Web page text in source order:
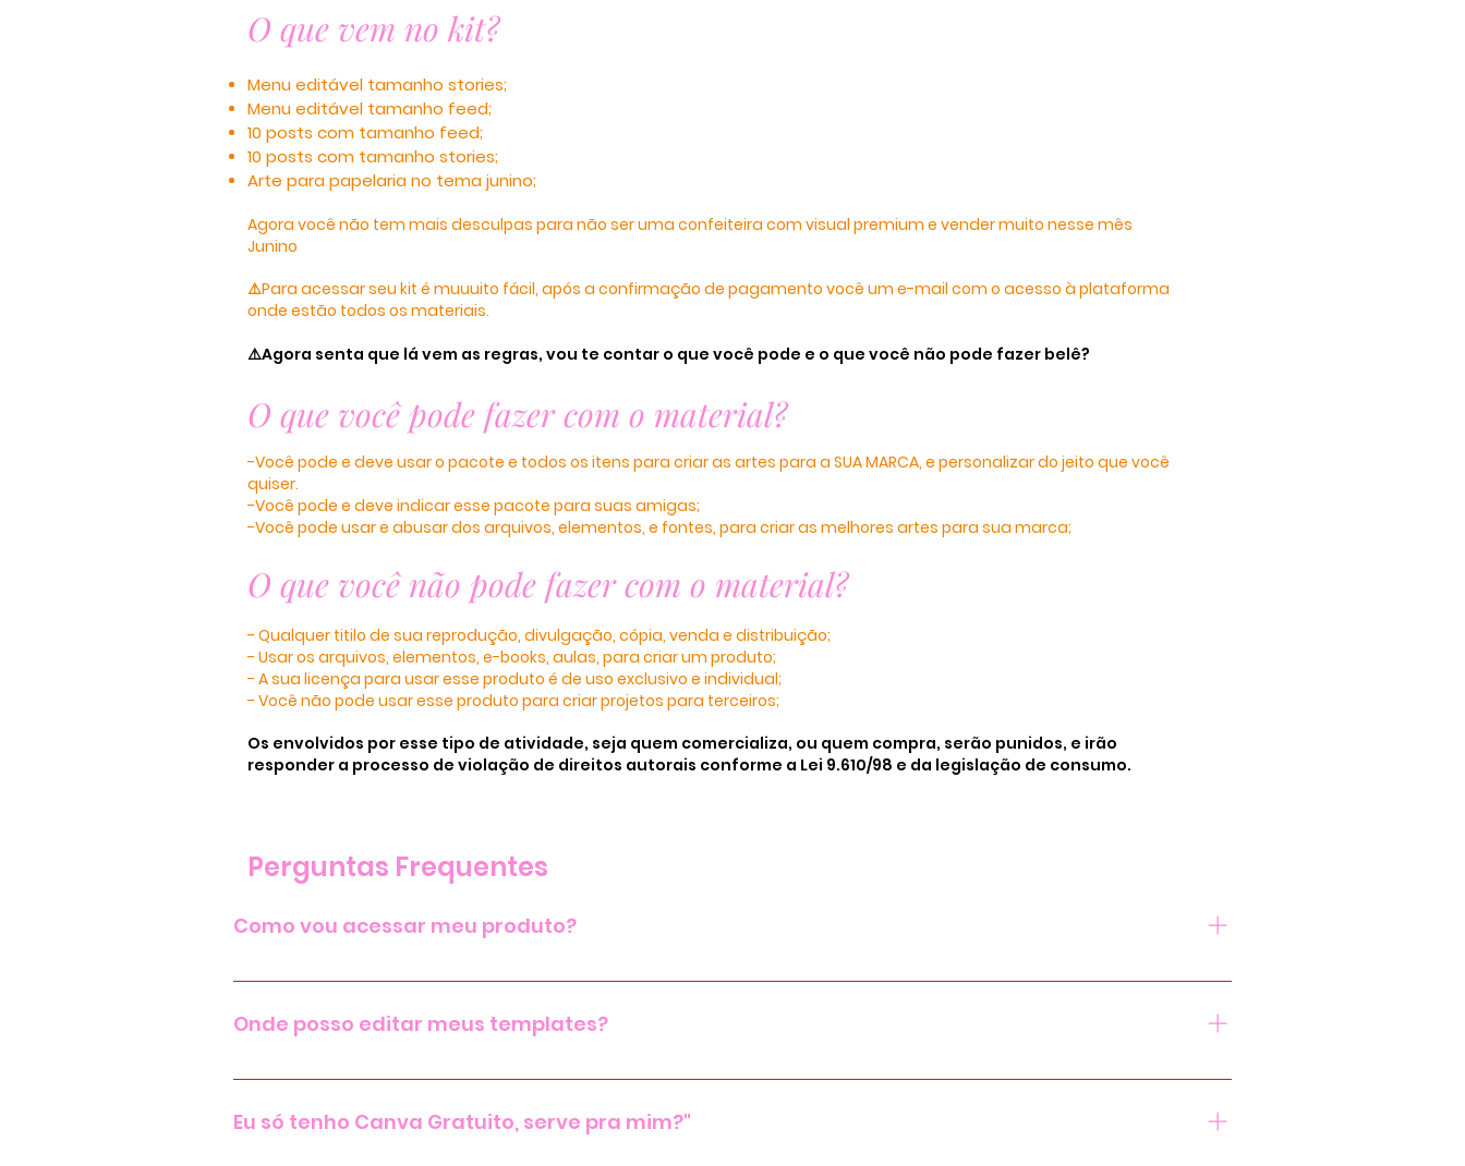
Menu editável tamanho stories;
Menu editável tamanho feed;
10 posts com tamanho feed;
10 posts com tamanho stories;
Arte para papelaria no tema junino;
Agora você não tem mais desculpas para não ser uma confeiteira com visual premium e vender muito nesse mês
Junino
⚠️Para acessar seu kit é muuuito fácil, após a confirmação de pagamento você um e-mail com o acesso à plataforma
onde estão todos os materiais.
⚠️Agora senta que lá vem as regras, vou te contar o que você pode e o que você não pode fazer belê?
-Você pode e deve usar o pacote e todos os itens para criar as artes para a SUA MARCA, e personalizar do jeito que você
quiser.
-Você pode e deve indicar esse pacote para suas amigas;
-Você pode usar e abusar dos arquivos, elementos, e fontes, para criar as melhores artes para sua marca;
- Qualquer titilo de sua reprodução, divulgação, cópia, venda e distribuição;
- Usar os arquivos, elementos, e-books, aulas, para criar um produto;
- A sua licença para usar esse produto é de uso exclusivo e individual;
- Você não pode usar esse produto para criar projetos para terceiros;
Os envolvidos por esse tipo de atividade, seja quem comercializa, ou quem compra, serão punidos, e irão
responder a processo de violação de direitos autorais conforme a Lei 9.610/98 e da legislação de consumo.
O que vem no kit?
O que você pode fazer com o material?
O que você não pode fazer com o material?
Como vou acessar meu produto?
Após a confirmação de pagamento você receberá um e-mail com o link da plataforma terá acesso todo a
bônus extras são liberados 8 dias após a compra!
Onde posso editar meus templates?
Você vai editar seus templates pelo Canva.
Eu só tenho Canva Gratuito, serve pra mim?"
Perguntas Frequentes